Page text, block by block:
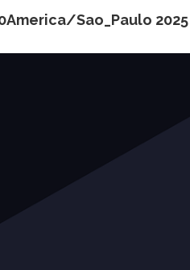
Sao_Paulo 2025